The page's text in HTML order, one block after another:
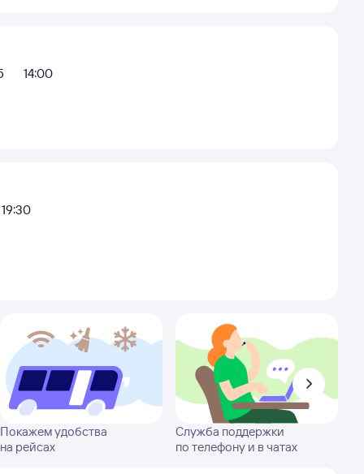
14:00
19:30
Покажем удобства
на рейсах
Служба поддержки
по телефону и в чатах